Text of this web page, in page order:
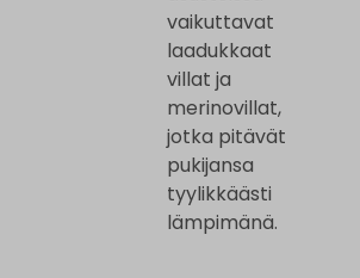
vaikuttavat
laadukkaat
villat ja
merinovillat,
jotka pitävät
pukijansa
tyylikkäästi
lämpimänä.